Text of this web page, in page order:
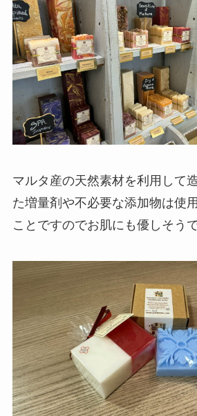
マルタ産の天然素材を利用して
た増量剤や不必要な添加物は使
ことですのでお肌にも優しそうで